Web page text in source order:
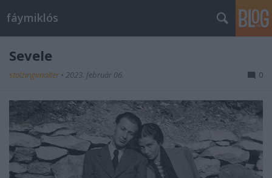
fáymiklós
Sevele
stolzingimalter • 2023. február 06. 0